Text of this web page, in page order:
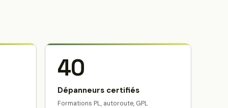
40
Dépanneurs certifiés
Formations PL, autoroute, GPL